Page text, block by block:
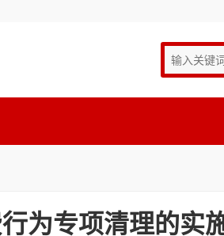
为专项清理的实